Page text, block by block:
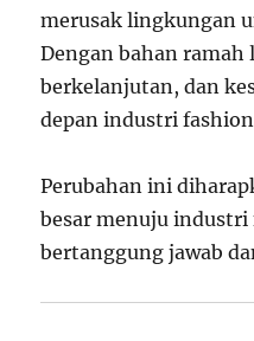
merusak lingkungan
Dengan bahan
berkelanjutan, dan
depan industri
Perubahan ini
besar menuju
bertanggung jawab